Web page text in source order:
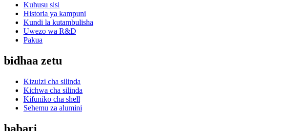
Kuhusu sisi
Historia ya kampuni
Kundi la kutambulisha
Uwezo wa R&D
Pakua
bidhaa zetu
Kizuizi cha silinda
Kichwa cha silinda
Kifuniko cha shell
Sehemu za alumini